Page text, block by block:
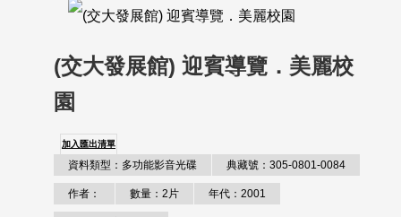
(交大發展館) 迎賓導覽．美麗校
園
加入匯出清單
資料類型：多功能影音光碟 典藏號：305-0801-0084
作者： 數量：2片 年代：2001